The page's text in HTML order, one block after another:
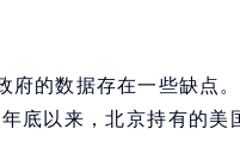
府的数据存在一些缺点
底以来，北京持有的